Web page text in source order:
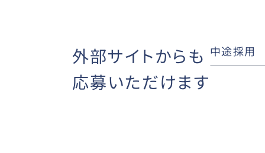
外部サイトからも
応募いただけます
中途採用